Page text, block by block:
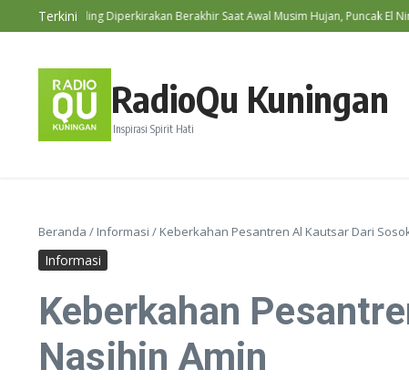
Lewati ke konten
Terkini
Bediding Diperkirakan Berakhir Saat Awal Musim Hujan, Puncak El Nino
RadioQu Kuningan
Inspirasi Spirit Hati
Beranda / Informasi / Keberkahan Pesantren Al Kautsar Dari
Informasi
Keberkahan
Nasihin Amin